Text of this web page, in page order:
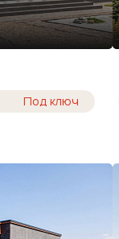
Под ключ